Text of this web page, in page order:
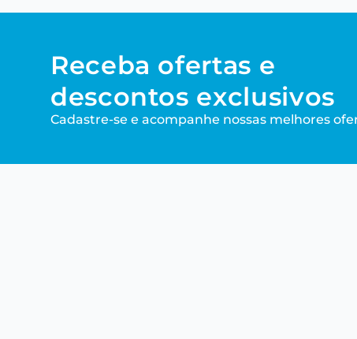
Receba ofertas e
descontos exclusivos
Cadastre-se e acompanhe nossas melhores